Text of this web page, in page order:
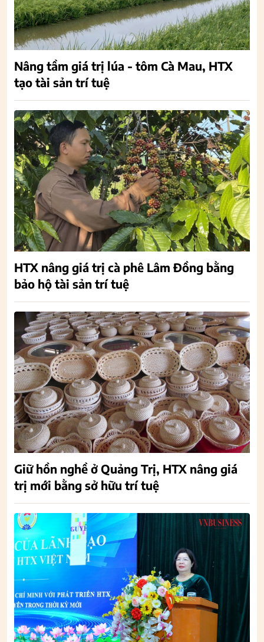
Nâng tầm giá trị lúa - tôm Cà Mau, HTX
tạo tài sản trí tuệ
HTX nâng giá trị cà phê Lâm Đồng bằng
bảo hộ tài sản trí tuệ
Giữ hồn nghề ở Quảng Trị, HTX nâng giá
trị mới bằng sở hữu trí tuệ